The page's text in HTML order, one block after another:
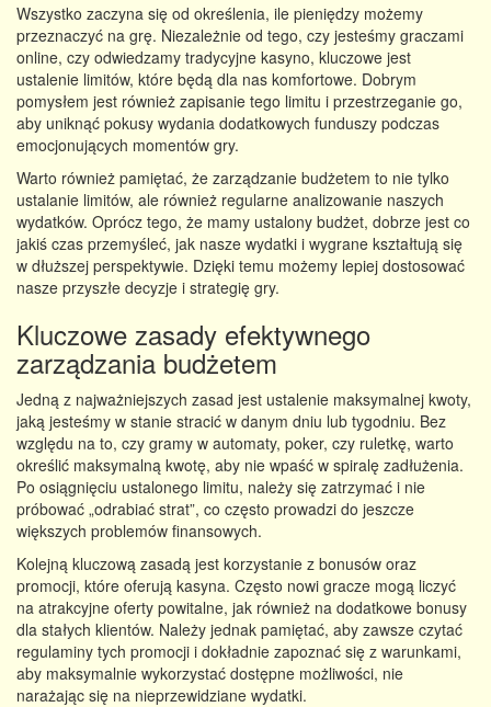
Wszystko zaczyna się od określenia, ile pieniędzy możemy
przeznaczyć na grę. Niezależnie od tego, czy jesteśmy graczami
online, czy odwiedzamy tradycyjne kasyno, kluczowe jest
ustalenie limitów, które będą dla nas komfortowe. Dobrym
pomysłem jest również zapisanie tego limitu i przestrzeganie go,
aby uniknąć pokusy wydania dodatkowych funduszy podczas
emocjonujących momentów gry.
Warto również pamiętać, że zarządzanie budżetem to nie tylko
ustalanie limitów, ale również regularne analizowanie naszych
wydatków. Oprócz tego, że mamy ustalony budżet, dobrze jest co
jakiś czas przemyśleć, jak nasze wydatki i wygrane kształtują się
w dłuższej perspektywie. Dzięki temu możemy lepiej dostosować
nasze przyszłe decyzje i strategię gry.
Kluczowe zasady efektywnego
zarządzania budżetem
Jedną z najważniejszych zasad jest ustalenie maksymalnej kwoty,
jaką jesteśmy w stanie stracić w danym dniu lub tygodniu. Bez
względu na to, czy gramy w automaty, poker, czy ruletkę, warto
określić maksymalną kwotę, aby nie wpaść w spiralę zadłużenia.
Po osiągnięciu ustalonego limitu, należy się zatrzymać i nie
próbować „odrabiać strat”, co często prowadzi do jeszcze
większych problemów finansowych.
Kolejną kluczową zasadą jest korzystanie z bonusów oraz
promocji, które oferują kasyna. Często nowi gracze mogą liczyć
na atrakcyjne oferty powitalne, jak również na dodatkowe bonusy
dla stałych klientów. Należy jednak pamiętać, aby zawsze czytać
regulaminy tych promocji i dokładnie zapoznać się z warunkami,
aby maksymalnie wykorzystać dostępne możliwości, nie
narażając się na nieprzewidziane wydatki.